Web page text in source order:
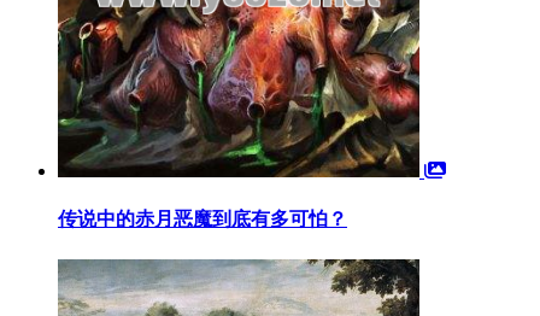
传说中的赤月恶魔到底有多可怕？